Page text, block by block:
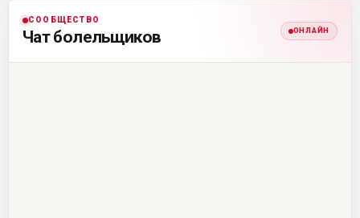
СООБЩЕСТВО
Чат болельщиков ОНЛАЙН